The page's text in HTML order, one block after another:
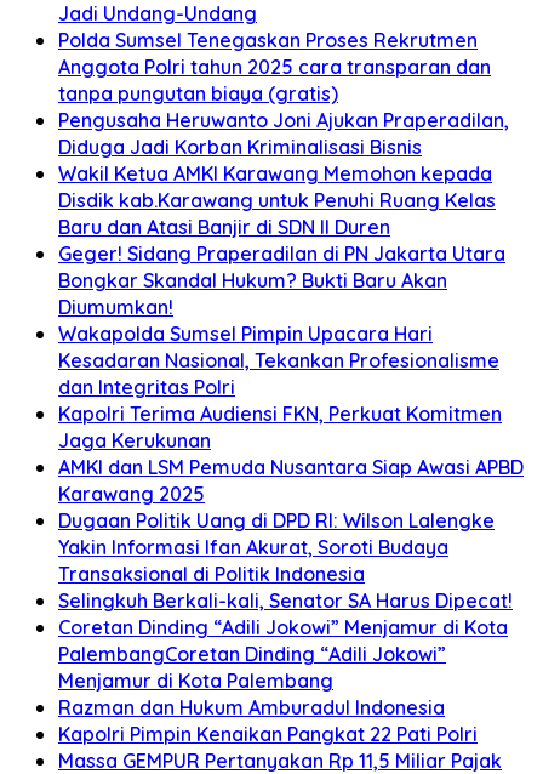
Jadi Undang-Undang
Polda Sumsel Tenegaskan Proses Rekrutmen
Anggota Polri tahun 2025 cara transparan dan
tanpa pungutan biaya (gratis)
Pengusaha Heruwanto Joni Ajukan Praperadilan,
Diduga Jadi Korban Kriminalisasi Bisnis
Wakil Ketua AMKI Karawang Memohon kepada
Disdik kab.Karawang untuk Penuhi Ruang Kelas
Baru dan Atasi Banjir di SDN II Duren
Geger! Sidang Praperadilan di PN Jakarta Utara
Bongkar Skandal Hukum? Bukti Baru Akan
Diumumkan!
Wakapolda Sumsel Pimpin Upacara Hari
Kesadaran Nasional, Tekankan Profesionalisme
dan Integritas Polri
Kapolri Terima Audiensi FKN, Perkuat Komitmen
Jaga Kerukunan
AMKI dan LSM Pemuda Nusantara Siap Awasi APBD
Karawang 2025
Dugaan Politik Uang di DPD RI: Wilson Lalengke
Yakin Informasi Ifan Akurat, Soroti Budaya
Transaksional di Politik Indonesia
Selingkuh Berkali-kali, Senator SA Harus Dipecat!
Coretan Dinding “Adili Jokowi” Menjamur di Kota
PalembangCoretan Dinding “Adili Jokowi”
Menjamur di Kota Palembang
Razman dan Hukum Amburadul Indonesia
Kapolri Pimpin Kenaikan Pangkat 22 Pati Polri
Massa GEMPUR Pertanyakan Rp 11,5 Miliar Pajak